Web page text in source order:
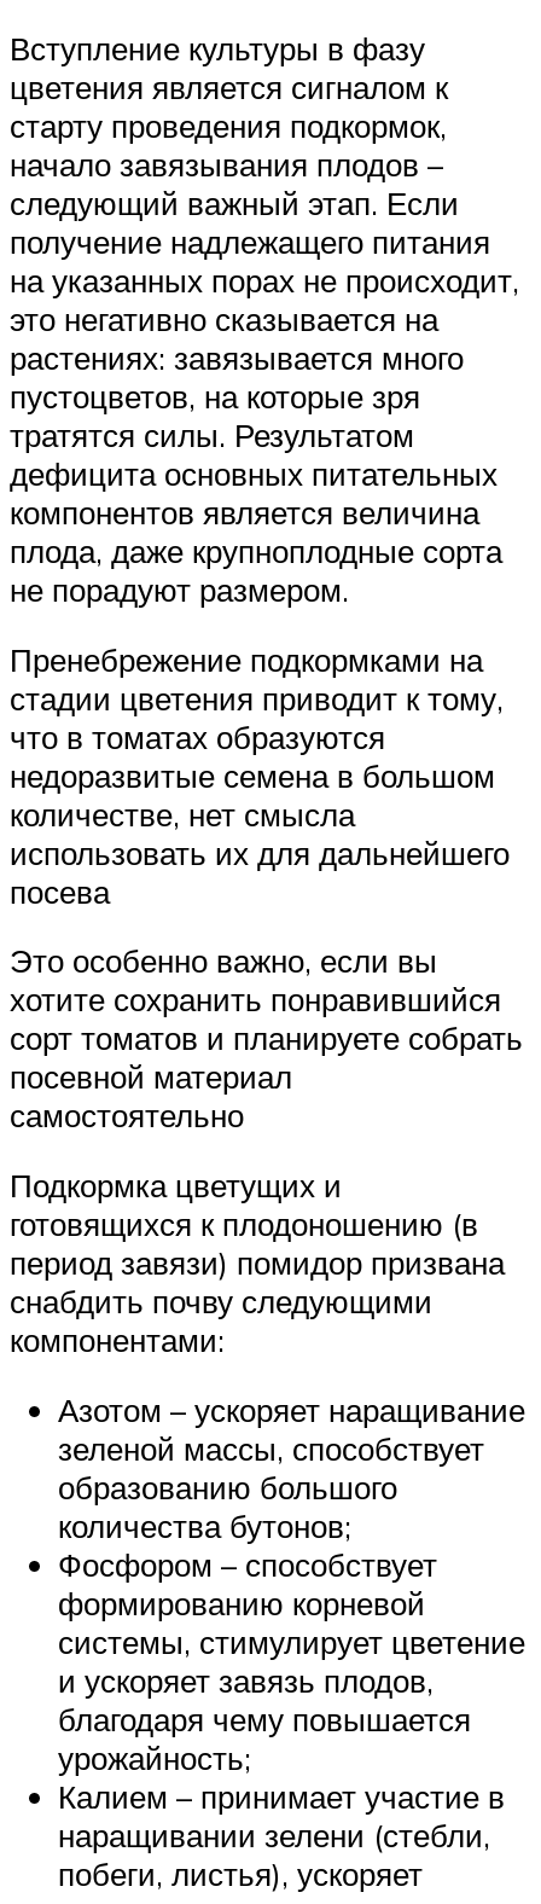
Вступление культуры в фазу
цветения является сигналом к
старту проведения подкормок,
начало завязывания плодов –
следующий важный этап. Если
получение надлежащего питания
на указанных порах не происходит,
это негативно сказывается на
растениях: завязывается много
пустоцветов, на которые зря
тратятся силы. Результатом
дефицита основных питательных
компонентов является величина
плода, даже крупноплодные сорта
не порадуют размером.
Пренебрежение подкормками на
стадии цветения приводит к тому,
что в томатах образуются
недоразвитые семена в большом
количестве, нет смысла
использовать их для дальнейшего
посева
Это особенно важно, если вы
хотите сохранить понравившийся
сорт томатов и планируете собрать
посевной материал
самостоятельно
Подкормка цветущих и
готовящихся к плодоношению (в
период завязи) помидор призвана
снабдить почву следующими
компонентами:
Азотом – ускоряет наращивание
зеленой массы, способствует
образованию большого
количества бутонов;
Фосфором – способствует
формированию корневой
системы, стимулирует цветение
и ускоряет завязь плодов,
благодаря чему повышается
урожайность;
Калием – принимает участие в
наращивании зелени (стебли,
побеги, листья), ускоряет